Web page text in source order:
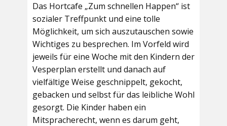
Das Hortcafe „Zum schnellen Happen“ ist
sozialer Treffpunkt und eine tolle
Möglichkeit, um sich auszutauschen sowie
Wichtiges zu besprechen. Im Vorfeld wird
jeweils für eine Woche mit den Kindern der
Vesperplan erstellt und danach auf
vielfältige Weise geschnippelt, gekocht,
gebacken und selbst für das leibliche Wohl
gesorgt. Die Kinder haben ein
Mitspracherecht, wenn es darum geht,